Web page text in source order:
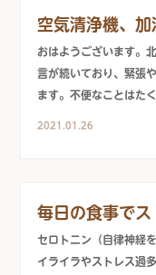
空気清浄機、加
おはようございます。
言が続いており、緊張
ます。不便なことはた
2021.01.26
毎日の食事でス
セロトニン（自律神経
イライラやストレス過